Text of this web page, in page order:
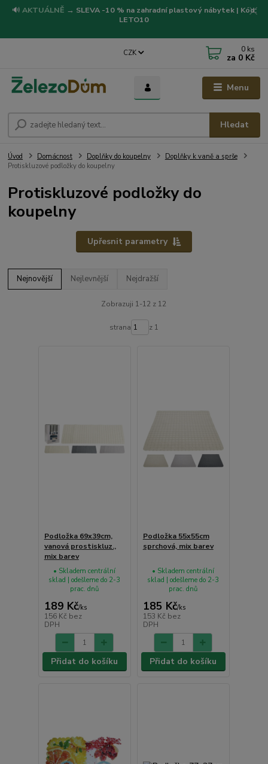
🔊 AKTUÁLNĚ → SLEVA -10 % na zahradní plastový nábytek | Kód:
LETO10
Menu
CZK
Hledat
0 ks
za 0 Kč
Úvod Domácnost Doplňky do koupelny
Doplňky k vaně a sprše
Protiskluzové podložky do koupelny
Protiskluzové podložky do
koupelny
Upřesnit parametry
Nejnovější Nejlevnější Nejdražší
Zobrazuji 1-12 z 12
strana z 1
Podložka 69x39cm,
vanová prostiskluz.,
mix barev
189 Kč/ks
156 Kč bez
DPH
• Skladem centrální
sklad | odešleme do 2-3
prac. dnů
Přidat do košíku
Podložka 55x55cm
sprchová, mix barev
185 Kč/ks
153 Kč bez
DPH
• Skladem centrální
sklad | odešleme do 2-3
prac. dnů
Přidat do košíku